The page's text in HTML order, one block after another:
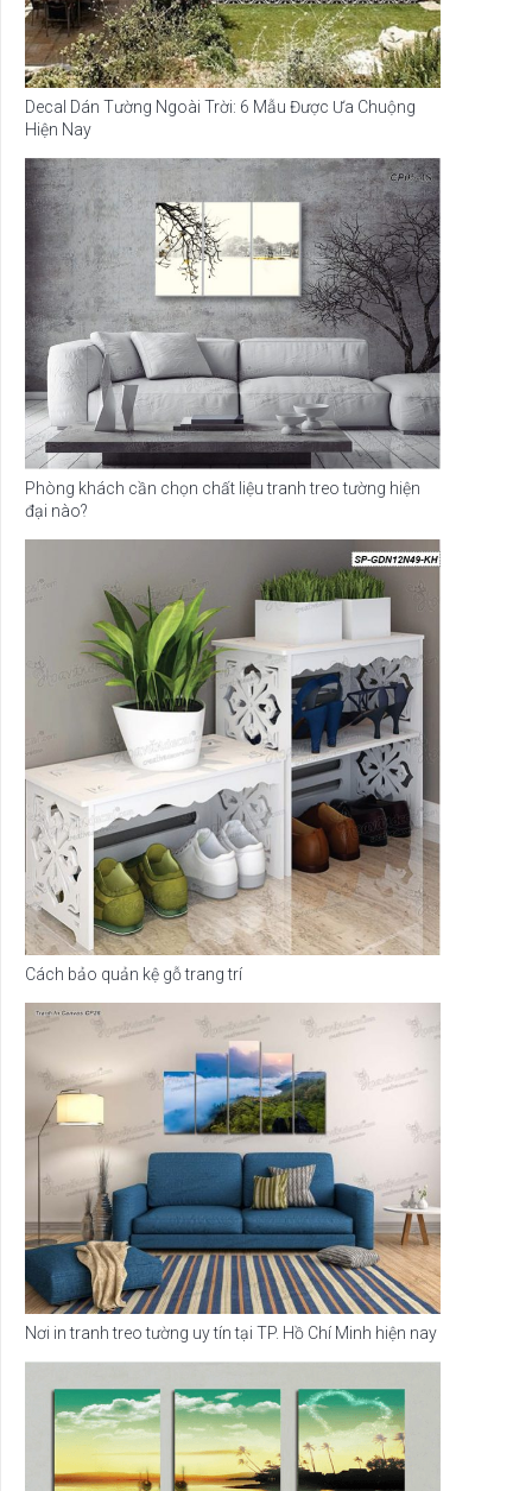
Decal Dán Tường Ngoài Trời: 6 Mẫu Được Ưa Chuộng
Hiện Nay
Phòng khách cần chọn chất liệu tranh treo tường hiện
đại nào?
Cách bảo quản kệ gỗ trang trí
Nơi in tranh treo tường uy tín tại TP. Hồ Chí Minh hiện nay